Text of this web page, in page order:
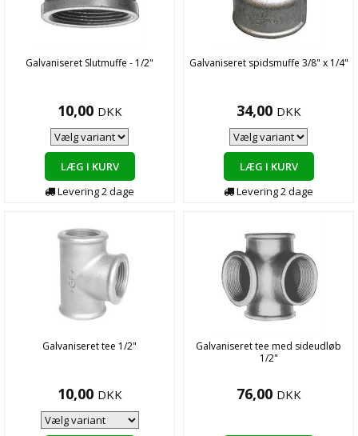
Galvaniseret Slutmuffe - 1/2"
10,00 DKK
LÆG I KURV
Levering2dage
Galvaniseret spidsmuffe 3/8" x 1/4"
34,00 DKK
LÆG I KURV
Levering2dage
Galvaniseret tee 1/2"
10,00 DKK
Galvaniseret tee med sideudløb
1/2"
76,00 DKK